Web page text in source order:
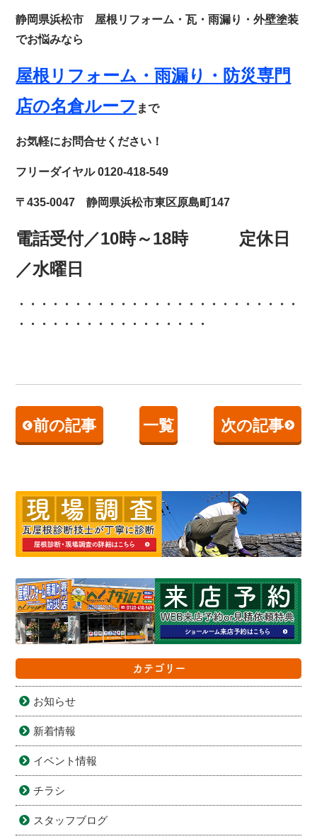
静岡県浜松市 屋根リフォーム・瓦・雨漏り・外壁塗装
でお悩みなら
屋根リフォーム・雨漏り・防災専門
店の名倉ルーフ まで
お気軽にお問合せください！
フリーダイヤル 0120-418-549
〒435-0047 静岡県浜松市東区原島町147
電話受付／10時～18時 定休日
／水曜日
・・・・・・・・・・・・
・・・・・・・・・・・・・
・・・・・・・・・・・・・・・・・
前の記事 一覧 次の記事
カテゴリー
お知らせ
新着情報
イベント情報
チラシ
スタッフブログ